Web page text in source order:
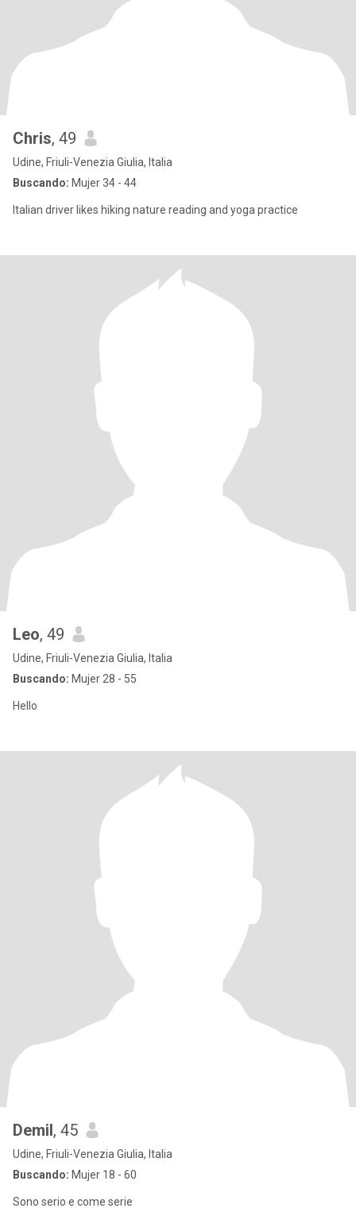
Chris, 49
Udine, Friuli-Venezia Giulia, Italia
Buscando: Mujer 34 - 44
Italian driver likes hiking nature reading and yoga practice
Leo, 49
Udine, Friuli-Venezia Giulia, Italia
Buscando: Mujer 28 - 55
Hello
Demil, 45
Udine, Friuli-Venezia Giulia, Italia
Buscando: Mujer 18 - 60
Sono serio e come serie